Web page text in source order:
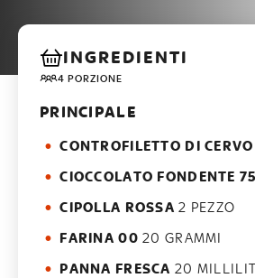
INGREDIENTI
4 PORZIONE
PRINCIPALE
CONTROFILETTO DI CERVO
CIOCCOLATO FONDENTE
CIPOLLA ROSSA 2 PEZZO
FARINA 00 20 GRAMMI
PANNA FRESCA 20